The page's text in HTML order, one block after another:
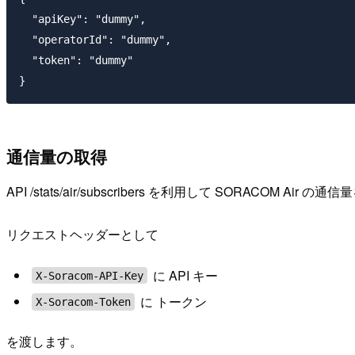
  "apiKey": "dummy",
  "operatorId": "dummy",
  "token": "dummy"
通信量の取得
API /stats/air/subscribers を利用して SORACOM Air の通信量
リクエストヘッダーとして
X-Soracom-API-Key に API キー
X-Soracom-Token に トークン
を渡します。